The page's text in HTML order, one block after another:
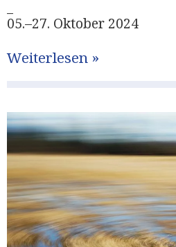
05.–27. Oktober 2024
Weiterlesen »